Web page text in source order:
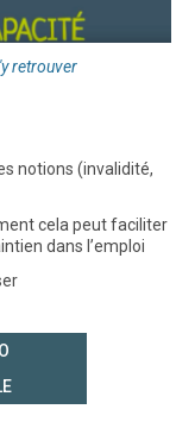
retrouver
notions (invalidité,
cela peut faciliter
dans l’emploi